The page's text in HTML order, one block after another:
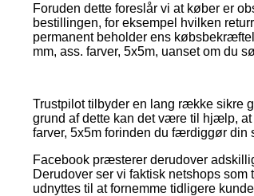
Foruden dette foreslår vi at køber er
bestillingen, for eksempel hvilken
permanent beholder ens
mm, ass. farver, 5x5m, uanset om du
Trustpilot tilbyder en lang række sikre
grund af dette kan det være til hjælp, at
farver, 5x5m forinden du færdiggør din
Facebook præsterer derudover
Derudover ser vi faktisk netshops
udnyttes til at fornemme tidligere